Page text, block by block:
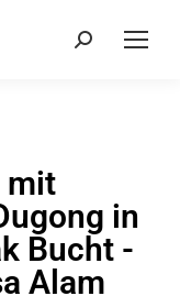
mit
in
Bucht -
Alam